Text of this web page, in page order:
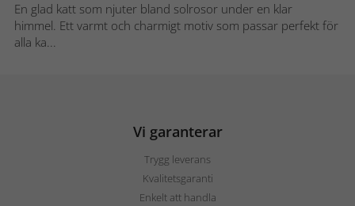
En glad katt som njuter bland solrosor under en klar
himmel. Ett varmt och charmigt motiv som passar perfekt för
alla ka...
Vi garanterar
Trygg leverans
Kvalitetsgaranti
Enkelt att handla